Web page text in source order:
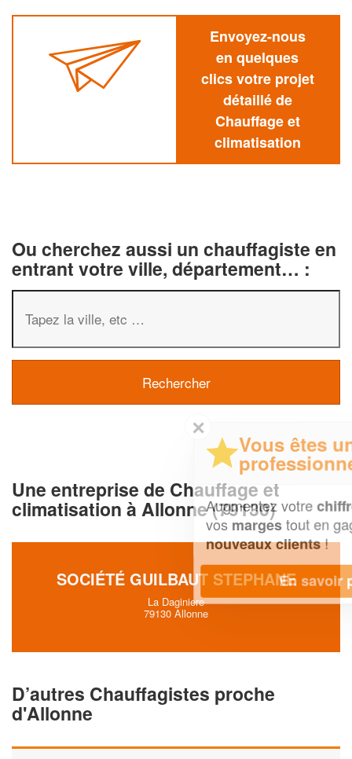
Envoyez-nous
en quelques
clics votre projet
détaillé de
Chauffage et
climatisation
Ou cherchez aussi un chauffagiste en
entrant votre ville, département… :
Une entreprise de Chauffage et
climatisation à Allonne (79130)
SOCIÉTÉ GUILBAUT STEPHANE
La Daginiere
79130 Allonne
D’autres Chauffagistes proche
d'Allonne
Vous êtes un
professionnel ?
Augmentez votrechiffre d'affaireset
tout en gagnant de
nouveaux clients!
En savoir plus